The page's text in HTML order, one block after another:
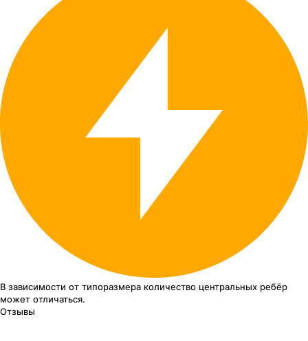
В зависимости от типоразмера количество центральных ребёр
может отличаться.
Отзывы